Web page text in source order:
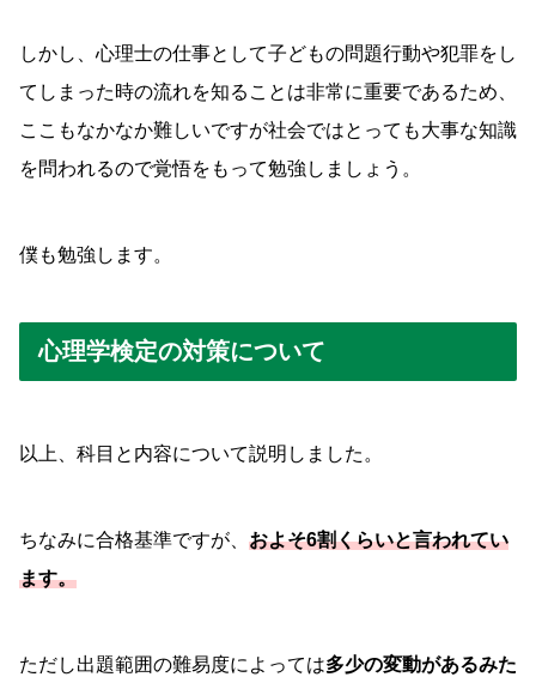
しかし、心理士の仕事として子どもの問題行動や犯罪をし
てしまった時の流れを知ることは非常に重要であるため、
ここもなかなか難しいですが社会ではとっても大事な知識
を問われるので覚悟をもって勉強しましょう。
僕も勉強します。
心理学検定の対策について
以上、科目と内容について説明しました。
ちなみに合格基準ですが、 およそ6割くらいと言われてい
ます。
ただし出題範囲の難易度によっては多少の変動があるみた